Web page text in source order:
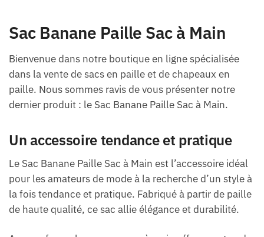
Sac Banane Paille Sac à Main
Bienvenue dans notre boutique en ligne spécialisée
dans la vente de sacs en paille et de chapeaux en
paille. Nous sommes ravis de vous présenter notre
dernier produit : le Sac Banane Paille Sac à Main.
Un accessoire tendance et pratique
Le Sac Banane Paille Sac à Main est l’accessoire idéal
pour les amateurs de mode à la recherche d’un style à
la fois tendance et pratique. Fabriqué à partir de paille
de haute qualité, ce sac allie élégance et durabilité.